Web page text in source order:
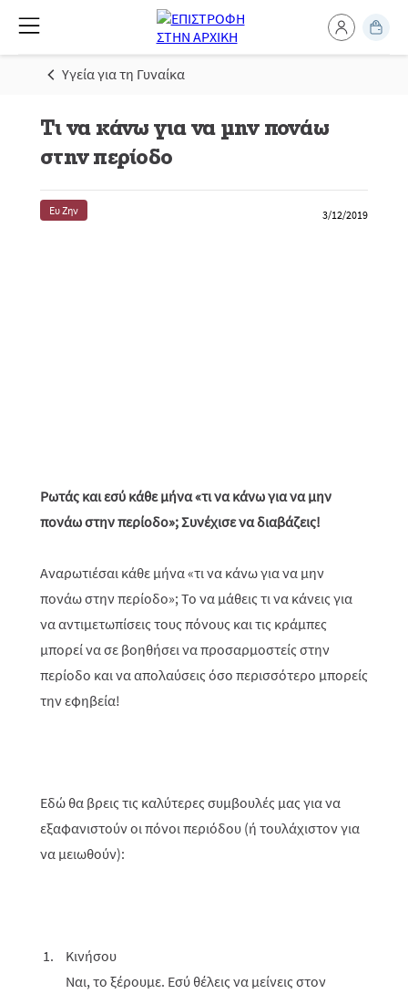
Υγεία για τη Γυναίκα
Τι να κάνω για να μην πονάω
στην περίοδο
Ευ Ζην 3/12/2019
Ρωτάς και εσύ κάθε μήνα «τι να κάνω για να μην
πονάω στην περίοδο»; Συνέχισε να διαβάζεις!
Αναρωτιέσαι κάθε μήνα «τι να κάνω για να μην
πονάω στην περίοδο»; Το να μάθεις τι να κάνεις για
να αντιμετωπίσεις τους πόνους και τις κράμπες
μπορεί να σε βοηθήσει να προσαρμοστείς στην
περίοδο και να απολαύσεις όσο περισσότερο μπορείς
την εφηβεία!
Εδώ θα βρεις τις καλύτερες συμβουλές μας για να
εξαφανιστούν οι πόνοι περιόδου (ή τουλάχιστον για
να μειωθούν):
Κινήσου
Ναι, το ξέρουμε. Εσύ θέλεις να μείνεις στον